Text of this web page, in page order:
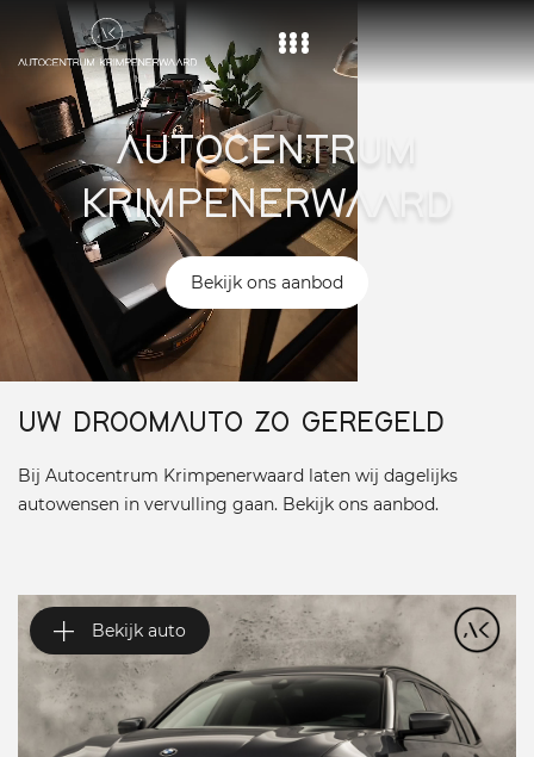
Home
Aanbod
Diensten
Over ons
Vacature
Contact
AUTOCENTRUM
KRIMPENERWAARD
Bekijk ons aanbod
UW DROOMAUTO ZO GEREGELD
Bij Autocentrum Krimpenerwaard laten wij dagelijks
autowensen in vervulling gaan. Bekijk ons aanbod.
Bekijk auto